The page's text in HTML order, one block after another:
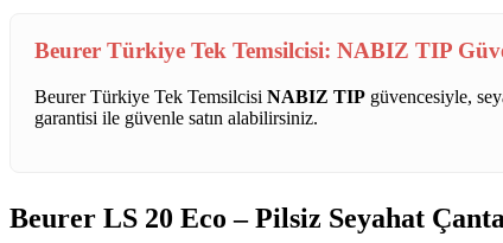
Beurer Türkiye Tek Temsilcisi: NABIZ TIP
Beurer Türkiye Tek Temsilcisi NABIZ TIP güvencesiyle,
garantisi ile güvenle satın alabilirsiniz.
Beurer LS 20 Eco – Pilsiz Seyahat